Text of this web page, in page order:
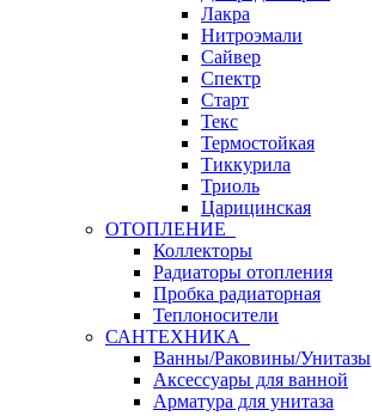
Лакра
Нитроэмали
Сайвер
Спектр
Старт
Текс
Термостойкая
Тиккурила
Триоль
Царицинская
ОТОПЛЕНИЕ
Коллекторы
Радиаторы отопления
Пробка радиаторная
Теплоносители
САНТЕХНИКА
Ванны/Раковины/Унитазы
Аксессуары для ванной
Арматура для унитаза